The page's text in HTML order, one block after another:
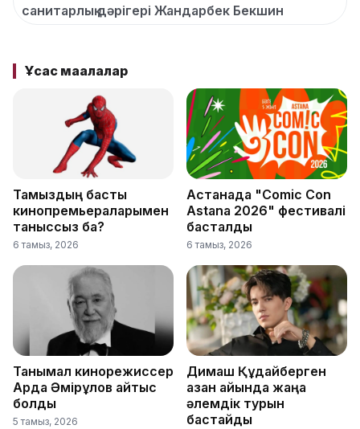
санитарлық дәрігері Жандарбек Бекшин
Ұқсас мақалалар
Тамыздың басты
кинопремьераларымен
таныссыз ба?
6 тамыз, 2026
Астанада "Comic Con
Astana 2026" фестивалі
басталды
6 тамыз, 2026
Танымал кинорежиссер
Ардақ Әмірқұлов қайтыс
болды
5 тамыз, 2026
Димаш Құдайберген
қазан айында жаңа
әлемдік турын
бастайды